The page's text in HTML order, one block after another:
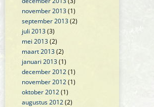
november 2013(1)
september 2013(2)
juli 2013(3)
mei 2013(2)
maart 2013(2)
januari 2013(1)
december 2012(1)
november 2012(1)
oktober 2012(1)
augustus 2012(2)